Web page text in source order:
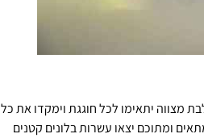
מצווה יתאימו לכל חוגגת וימקדו את כל
ומתוכם יצאו עשרות בלונים קטנים